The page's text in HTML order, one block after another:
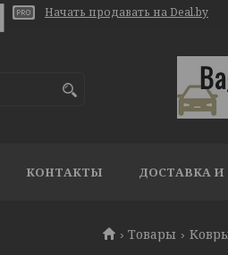
Начать продавать на Deal.by
КОНТАКТЫ ДОСТАВКА
Товары